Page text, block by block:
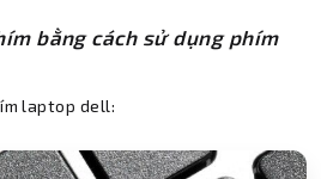
bằng cách sử dụng phím
laptop dell: